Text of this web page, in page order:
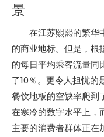
景
在江苏熙熙的繁华
的商业地标。但是，根
的每日平均乘客流量同
了10％。更令人担忧
餐饮地板的空缺率爬到
在寒冷的数字水平上，
主要的消费者群体正在